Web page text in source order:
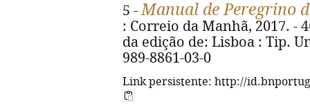
5 -Manual de Peregrino
: Correio da Manhã, 2017. -
da edição de: Lisboa : Tip.
989-8861-03-0
Link persistente: http://